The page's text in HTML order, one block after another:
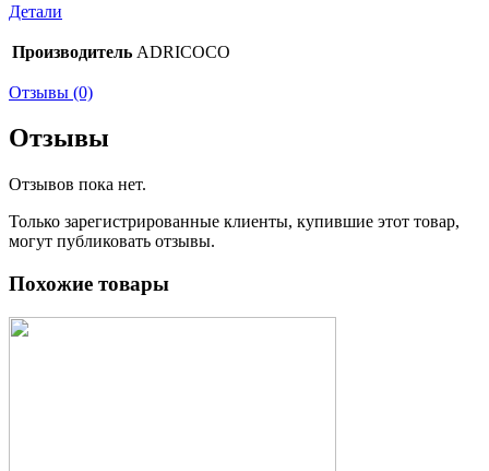
Детали
Производитель ADRICOCO
Отзывы (0)
Отзывы
Отзывов пока нет.
Только зарегистрированные клиенты, купившие этот товар,
могут публиковать отзывы.
Похожие товары